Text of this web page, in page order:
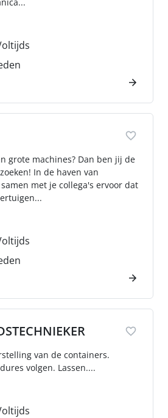
grote machines? Dan ben jij de
In de haven van
met je collega's ervoor dat
van de containers.
volgen. Lassen....